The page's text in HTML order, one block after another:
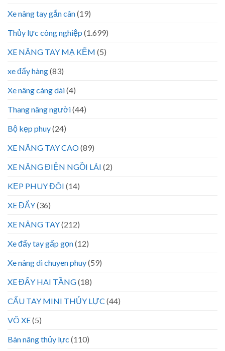
Xe nâng tay gắn cân(19)
Thủy lực công nghiệp (1.699)
XE NÂNG TAY MẠ KẼM (5)
xe đẩy hàng(83)
Xe nâng càng dài(4)
Thang nâng người(44)
Bộ kẹp phuy(24)
XE NÂNG TAY CAO(89)
XE NÂNG ĐIỆN NGỒI LÁI (2)
KẸP PHUY ĐÔI (14)
XE ĐẨY(36)
XE NÂNG TAY(212)
Xe đẩy tay gấp gọn(12)
Xe nâng di chuyen phuy(59)
XE ĐẨY HAI TẦNG(18)
CẨU TAY MINI THỦY LỰC (44)
VÕ XE(5)
Bàn nâng thủy lực (110)